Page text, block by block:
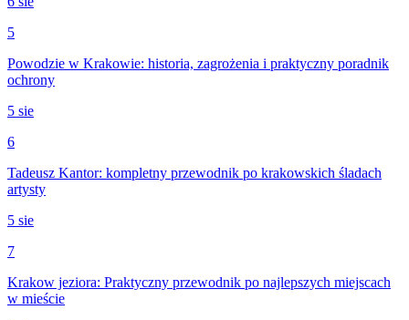
5
Powodzie w Krakowie: historia, zagrożenia i praktyczny poradnik
ochrony
5 sie
6
Tadeusz Kantor: kompletny przewodnik po krakowskich śladach
artysty
5 sie
7
Krakow jeziora: Praktyczny przewodnik po najlepszych miejscach
w mieście